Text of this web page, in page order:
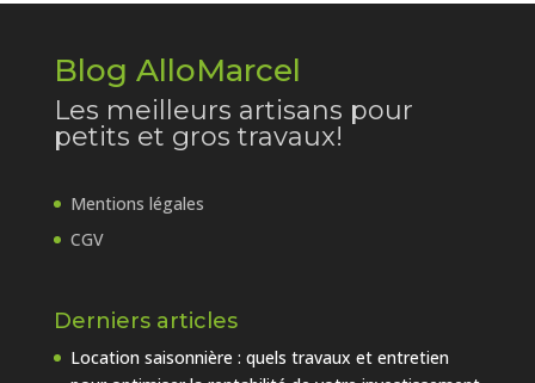
Blog AlloMarcel
Les meilleurs artisans pour
petits et gros travaux!
Mentions légales
CGV
Derniers articles
Location saisonnière : quels travaux et entretien